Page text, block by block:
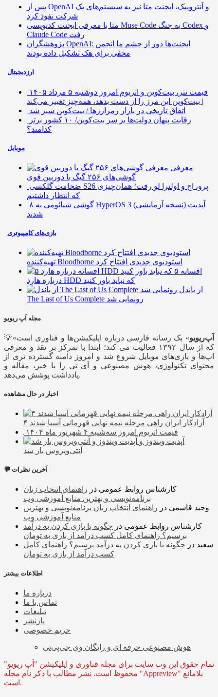
پس از OpenAI و آنتروپیک، ایجنت متا نیز به سیستم‌های یک
شرکت نفوذ کرد
متا با معرفی ایجنت کدنویسی Muse Code به جنگ Codex و
Claude Code رفت
پژوهشگران OpenAI: ایجنت‌ها دور از چشم ما انجمن
مخفی برای هک تشکیل داده بودند
ارزدیجیتال
قیمت تتر، بیت‌کوین و اتریوم امروز دوشنبه ۵ مرداد ۱۴۰۵
| بیت‌کوین این مرز را از دست بدهد، همه‌چیز تغییر می‌کند
اتفاق تاریخی در بازار رمزارزها / بیت‌کوین سبز شد
رقابت پنهان دولت‌ها بر سر بیت‌کوین/ ۱۰ کشور برتر
کدامند؟
موبایل
معرفی
گوشی‌های ۲۵۶ گیگ با دوربین قوی
ضخامت گلکسی S26 پرو، اج و اولترا لو رفت؛ همان‌چیزی
که انتظار داشتیم
۸ گوشی شیائومی به HyperOS 3 (نسخه آزمایشی) آپدیت
شدند
بازی‌های کامپیوتری
تهیه‌کننده Bloodborne استودیوی جدیدی افتتاح کرد
۵ افسانه
درباره هارد HDD که نباید باور کنید
از باندل
The Last of Us Complete رونمایی شد
مجله اَپ ریویو
💡« اَپ‌ریویو» یک رسانه فارسی درباره اپلیکیشن‌ها و فناوری است
که از سال ۱۳۹۲ فعالیت می کند؛ ابتدا با تمرکز بر نقد و معرفی
اپ‌ها و بازی‌های موبایل شروع شد و امروز دامنه گسترده تری از
محتوای تکنولوژی، هوش مصنوعی و آی تی را با خبر، مقاله و
یادداشت پوشش می‌دهد.
اخبار در حال مشاهده
۴ آزادکار ایران راهی مرحله نیمه نهایی قهرمانی آسیا شدند
قیمت اتریوم امروز سه‌شنبه ۴ شهریور ماه ۱۴۰۴
آپدیت ویندوز و
آنتی‌ویروس باز شد
💬 آخرین نظرات
کارشناس روابط عمومی در راهنمای انتخاب زبان
برنامه‌نویسی و بهترین منابع آموزشی وب
وحید قاسمی در راهنمای انتخاب زبان برنامه‌نویسی و بهترین
منابع آموزشی وب
کارشناس روابط عمومی در چگونه با بازی کردن به درآمد
برسیم؟ راهنمای کامل کسب درآمد از بازی به تومان
سعید در چگونه با بازی کردن به درآمد برسیم؟ راهنمای کامل
کسب درآمد از بازی به تومان
اطلاعات بیشتر
درباره ما
تماس با ما
تبلیغات
بازنشر
حریم خصوصی
هوش مصنوعی حرفه ای و رایگان وی جی‌پی‌تی
تمام حقوق این وب سایت برای مجله فناوری و اپلیکیشن "اَپ ریویو"
محفوظ است. نشر مطالب با ذکر نام مجله "Appreview" بلامانع
است.